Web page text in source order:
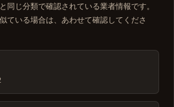
同じ分類で確認されている業者情報です。
ている場合は、あわせて確認してくださ